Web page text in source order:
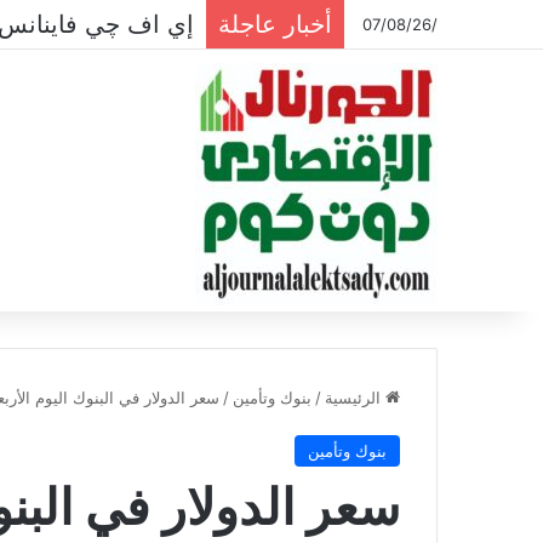
/07/08/26 أخبار عاجلة إي اف چي فاينانس
الرئيسية / بنوك وتأمين / سعر الدولار في البنوك اليوم الأربعاء 26-
بنوك وتأمين